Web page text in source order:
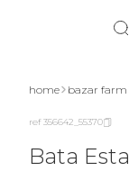
home bazar farm
ref 356642_55370
Bata